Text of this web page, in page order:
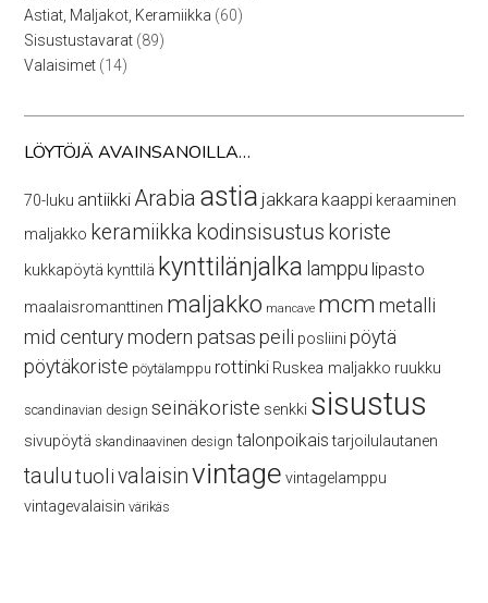
Astiat, Maljakot, Keramiikka 6060
Sisustustavarat 8989
Valaisimet 1414
LÖYTÖJÄ AVAINSANOILLA…
70-luku antiikki Arabia astia jakkara kaappi keraaminen
maljakko keramiikka kodinsisustus koriste
kukkapöytä kynttilä kynttilänjalka lamppu lipasto
maalaisromanttinen maljakko mancave mcm metalli
mid century modern patsaspeili posliini pöytä
pöytäkoriste pöytälamppu rottinki Ruskea maljakko ruukku
scandinavian design seinäkoriste senkki sisustus
sivupöytä skandinaavinen design talonpoikais tarjoilulautanen
taulutuolivalaisinvintage vintagelamppu
vintagevalaisin värikäs